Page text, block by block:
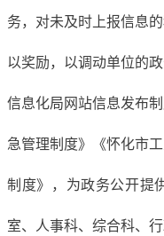
务，对未及时上报信息
以奖励，以调动单位的政
信息化局 网站信息发布
急管理制度》《怀化市
制度》，为政务公开提
室、人事科、综合科、